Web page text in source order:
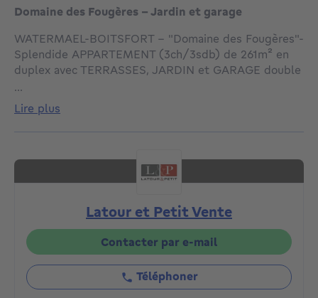
Domaine des Fougères - Jardin et garage
WATERMAEL-BOITSFORT - "Domaine des Fougères"-
Splendide APPARTEMENT (3ch/3sdb) de 261m² en
duplex avec TERRASSES, JARDIN et GARAGE double
parc privé, avec concierge, en bordure de Forêt de
Soignes avec toutes les facilités à proximité.
Jouissant d'un accès direct et une belle vue sur le
d'entrée avec vestiaire et toilettes, grand et lumineux
living de 60m² avec coin bibliothèque et feu ouvert,
équipée. Au même étage : suite parentale avec
chambre, dressing et salle de bains attenante.
Chambre 2 avec salle de bains attenante. A l'étage
inférieur, chambre avec sa salle de bains. Buanderie.
Système d'alarme et porte blindée. Luminaires.
Volets et tentes solaires. Au rez-de-chaussée : garage
...
lire plus
Latour et Petit Vente
Contacter par e-mail
Téléphoner